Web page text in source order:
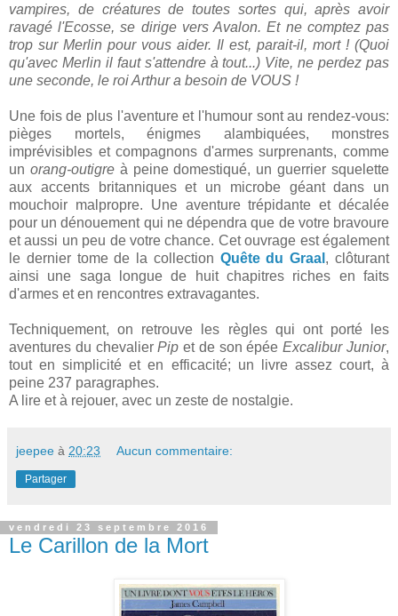
vampires, de créatures de toutes sortes qui, après avoir
ravagé l'Ecosse, se dirige vers Avalon. Et ne comptez pas
trop sur Merlin pour vous aider. Il est, parait-il, mort ! (Quoi
qu'avec Merlin il faut s'attendre à tout...) Vite, ne perdez pas
une seconde, le roi Arthur a besoin de VOUS !
Une fois de plus l'aventure et l'humour sont au rendez-vous:
pièges mortels, énigmes alambiquées, monstres
imprévisibles et compagnons d'armes surprenants, comme
un orang-outigreà peine domestiqué, un guerrier squelette
aux accents britanniques et un microbe géant dans un
mouchoir malpropre. Une aventure trépidante et décalée
pour un dénouement qui ne dépendra que de votre bravoure
et aussi un peu de votre chance. Cet ouvrage est également
le dernier tome de la collection Quête du Graal , clôturant
ainsi une saga longue de huit chapitres riches en faits
d'armes et en rencontres extravagantes.
Techniquement, on retrouve les règles qui ont porté les
aventures du chevalierPipet de son épéeExcalibur Junior,
tout en simplicité et en efficacité; un livre assez court, à
peine 237 paragraphes.
A lire et à rejouer, avec un zeste de nostalgie.
jeepee à 20:23 Aucun commentaire:
Partager
vendredi 23 septembre 2016
Le Carillon de la Mort